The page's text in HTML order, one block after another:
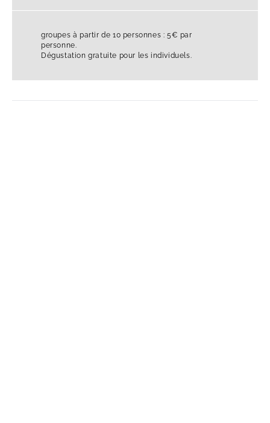
groupes à partir de 10 personnes : 5€ par
personne.
Dégustation gratuite pour les individuels.